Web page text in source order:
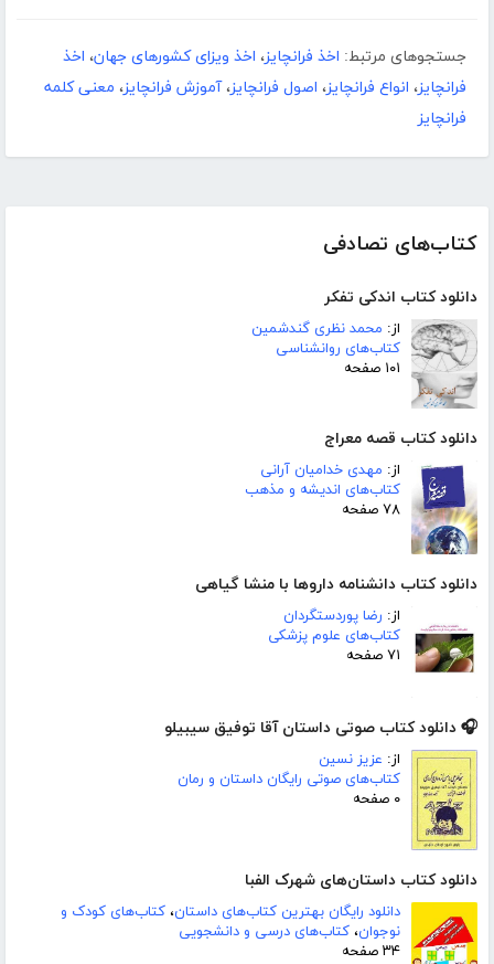
کتاب‌های تصادفی
دانلود کتاب اندکی تفکر
از: محمد نظری گندشمین
کتاب‌های روانشناسی
۱۰۱ صفحه
دانلود کتاب قصه معراج
از: مهدی خدامیان آرانی
کتاب‌های اندیشه و مذهب
۷۸ صفحه
دانلود کتاب دانشنامه داروها با منشا گیاهی
از: رضا پوردستگردان
کتاب‌های علوم پزشکی
۷۱ صفحه
🎧 دانلود کتاب صوتی داستان آقا توفیق سیبیلو
از: عزیز نسین
کتاب‌های صوتی رایگان داستان و رمان
۰ صفحه
دانلود کتاب داستان‌های شهرک الفبا
دانلود رایگان بهترین کتاب‌های داستان، کتاب‌های کودک و
نوجوان، کتاب‌های درسی و دانشجویی
۳۴ صفحه
جستجوهای مرتبط: اخذ فرانچایز، اخذ ویزای کشورهای جهان، اخذ
فرانچایز، انواع فرانچایز، اصول فرانچایز،آموزش فرانچایز، معنی کلمه
فرانچایز